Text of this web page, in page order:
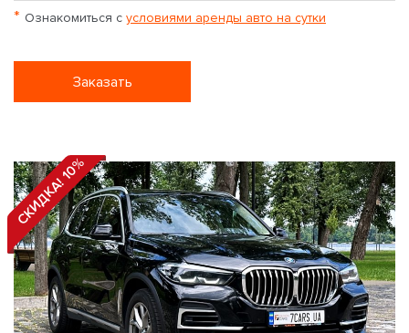
* Ознакомиться с условиями аренды авто на сутки
Заказать
СКИДКА! 10%